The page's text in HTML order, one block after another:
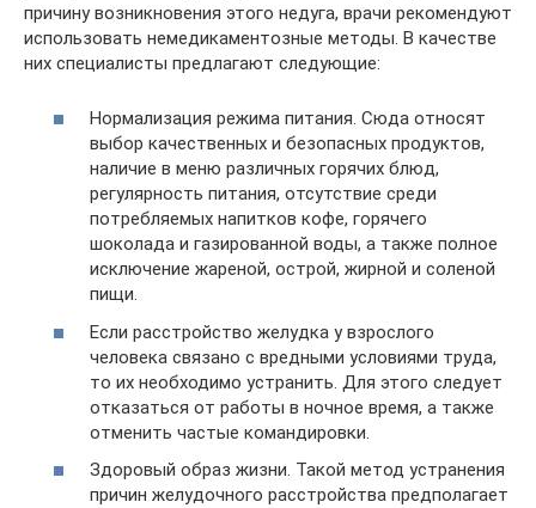
причину возникновения этого недуга, врачи рекомендуют
использовать немедикаментозные методы. В качестве
них специалисты предлагают следующие:
Нормализация режима питания. Сюда относят
выбор качественных и безопасных продуктов,
наличие в меню различных горячих блюд,
регулярность питания, отсутствие среди
потребляемых напитков кофе, горячего
шоколада и газированной воды, а также полное
исключение жареной, острой, жирной и соленой
пищи.
Если расстройство желудка у взрослого
человека связано с вредными условиями труда,
то их необходимо устранить. Для этого следует
отказаться от работы в ночное время, а также
отменить частые командировки.
Здоровый образ жизни. Такой метод устранения
причин желудочного расстройства предполагает